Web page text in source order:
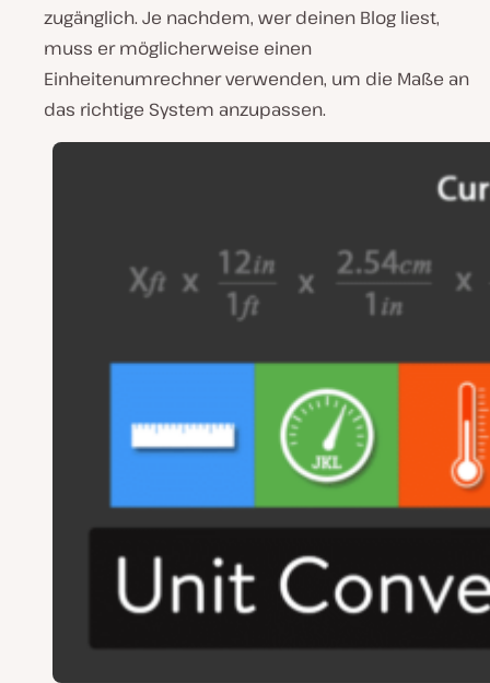
zugänglich. Je nachdem, wer deinen Blog liest,
muss er möglicherweise einen
Einheitenumrechner verwenden, um die Maße an
das richtige System anzupassen.